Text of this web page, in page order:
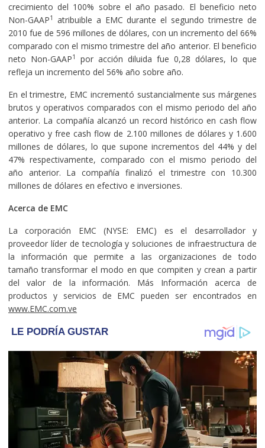
crecimiento del 100% sobre el año pasado. El beneficio neto
Non-GAAP1
atribuible a EMC durante el segundo trimestre de
2010 fue de 596 millones de dólares, con un incremento del 66%
comparado con el mismo trimestre del año anterior. El beneficio
neto Non-GAAP1
por acción diluida fue 0,28 dólares, lo que
refleja un incremento del 56% año sobre año.
En el trimestre, EMC incrementó sustancialmente sus márgenes
brutos y operativos comparados con el mismo periodo del año
anterior. La compañía alcanzó un record histórico en cash flow
operativo y free cash flow de 2.100 millones de dólares y 1.600
millones de dólares, lo que supone incrementos del 44% y del
47% respectivamente, comparado con el mismo periodo del
año anterior. La compañía finalizó el trimestre con 10.300
millones de dólares en efectivo e inversiones.
Acerca de EMC
La corporación EMC (NYSE: EMC) es el desarrollador y
proveedor líder de tecnología y soluciones de infraestructura de
la información que permite a las organizaciones de todo
tamaño transformar el modo en que compiten y crean a partir
del valor de la información. Más Información acerca de
productos y servicios de EMC pueden ser encontrados en
www.EMC.com.ve